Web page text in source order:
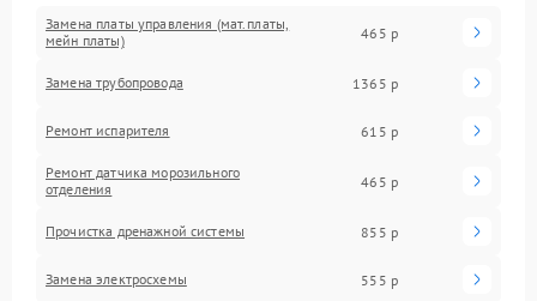
Замена платы управления (мат.платы,
мейн платы)
465 р
Замена трубопровода 1365 р
Ремонт испарителя 615 р
Ремонт датчика морозильного
отделения
465 р
Прочистка дренажной системы 855 р
Замена электросхемы 555 р